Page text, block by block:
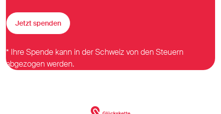
Jetzt spenden
* Ihre Spende kann in der Schweiz von den Steuern
abgezogen werden.